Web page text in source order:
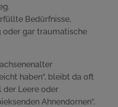
Bedürfnisse,
oder gar traumatische
haben“, bleibt da oft
der Leere oder
Ahnendornen“,